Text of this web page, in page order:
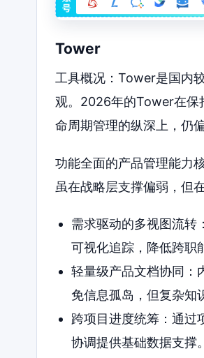
Tower
工具概况：Tower是国内
观。2026年的Tower在保
命周期管理的纵深上，仍
功能全面的产品管理能力
虽在战略层支撑偏弱，但
需求驱动的多视图流转
可视化追踪，降低跨职
轻量级产品文档协同：
免信息孤岛，但复杂知
跨项目进度统筹：通过
协调提供基础数据支撑。